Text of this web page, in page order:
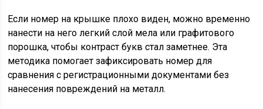
Если номер на крышке плохо виден, можно временно
нанести на него легкий слой мела или графитового
порошка, чтобы контраст букв стал заметнее. Эта
методика помогает зафиксировать номер для
сравнения с регистрационными документами без
нанесения повреждений на металл.